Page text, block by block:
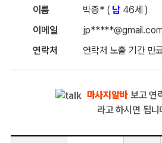
이름 박종* ( 남 46세 )
이메일
연락처
연락처 노출 기간 만
마사지알바보고 연
라고 하시면 됩니